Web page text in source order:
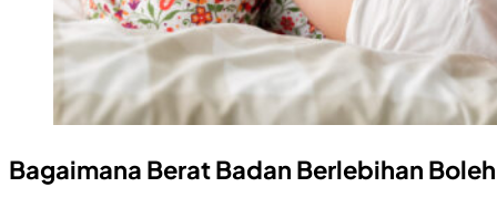
Bagaimana Berat Badan Berlebihan